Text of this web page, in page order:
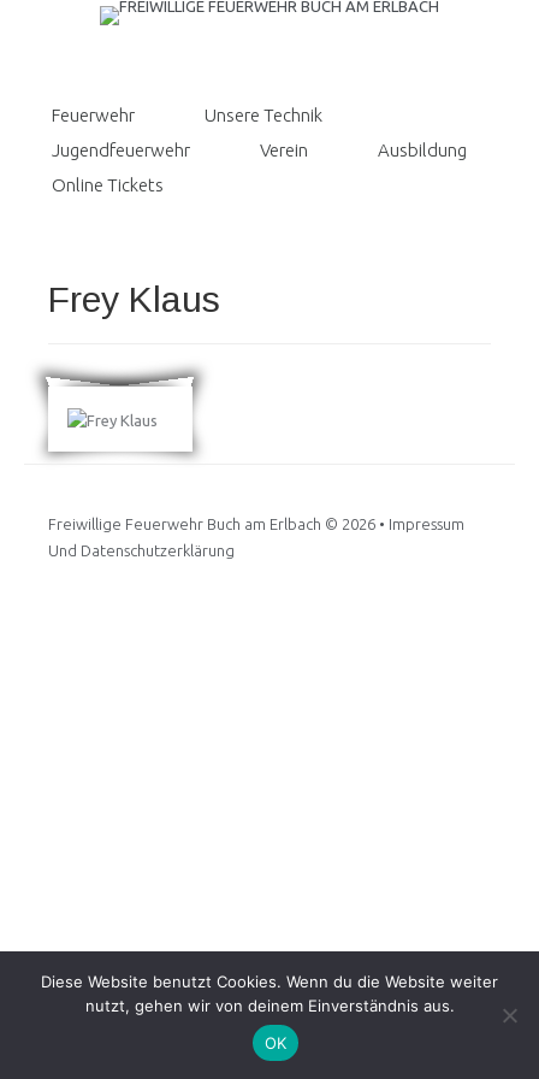
Feuerwehr
Unsere Technik
Jugendfeuerwehr
Verein
Ausbildung
Online Tickets
Frey Klaus
Freiwillige Feuerwehr Buch am Erlbach © 2026 • Impressum
Und Datenschutzerklärung
Diese Website benutzt Cookies. Wenn du die Website weiter
nutzt, gehen wir von deinem Einverständnis aus.
OK